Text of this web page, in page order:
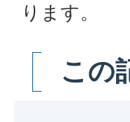
ります。
この